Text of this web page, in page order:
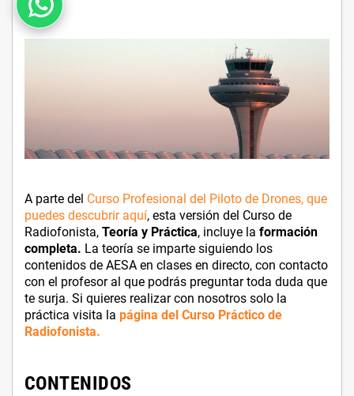
A parte del Curso Profesional del Piloto de Drones, que
puedes descubrir aquí, esta versión del Curso de
Radiofonista, Teoría y Práctica, incluye la formación
completa. La teoría se imparte siguiendo los
contenidos de AESA en clases en directo, con contacto
con el profesor al que podrás preguntar toda duda que
te surja. Si quieres realizar con nosotros solo la
práctica visita la página del Curso Práctico de
Radiofonista.
CONTENIDOS